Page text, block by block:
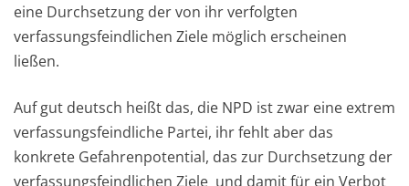
eine Durchsetzung der von ihr verfolgten
verfassungsfeindlichen Ziele möglich erscheinen
ließen.
Auf gut deutsch heißt das, die NPD ist zwar eine extrem
verfassungsfeindliche Partei, ihr fehlt aber das
konkrete Gefahrenpotential, das zur Durchsetzung der
verfassungsfeindlichen Ziele und damit für ein Verbot